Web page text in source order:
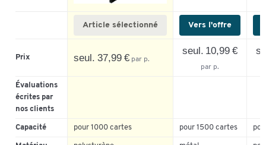
Article sélectionné Vers l'offre
Prix seul. 37,99 € par p.
seul. 10,99 €
par p.
Évaluations
écrites par
nos clients
Capacité pour 1000 cartes pour 1500 cartes